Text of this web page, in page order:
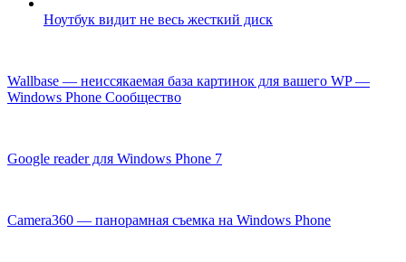
Ноутбук видит не весь жесткий диск
Wallbase — неиссякаемая база картинок для вашего WP —
Windows Phone Cообщество
Google reader для Windows Phone 7
Camera360 — панорамная съемка на Windows Phone